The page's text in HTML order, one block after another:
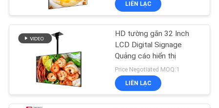
TẤT
CẢ
TRƯỜNG
HỢP
Màn hình phẳng
tương tác
49
LIÊN LẠC
HD tường gắn 32 Inch
LCD Digital Signage
Quảng cáo hiển thị
Price Negotiated MOQ:1
LIÊN LẠC